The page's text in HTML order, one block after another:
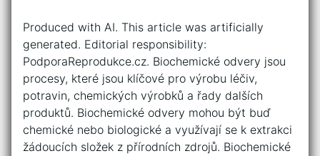
Produced with AI. This article was artificially
generated. Editorial responsibility:
PodporaReprodukce.cz. Biochemické odvery jsou
procesy, které jsou klíčové pro výrobu léčiv,
potravin, chemických výrobků a řady dalších
produktů. Biochemické odvery mohou být buď
chemické nebo biologické a využívají se k extrakci
žádoucích složek z přírodních zdrojů. Biochemické